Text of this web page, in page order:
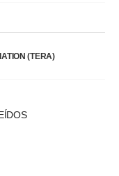
(TERA)